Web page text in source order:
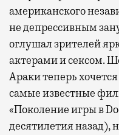
американского
не депрессивным
оглушал зрителей
актерами и сексом.
Араки теперь
самые известные
«Поколение игры в
десятилетия назад),